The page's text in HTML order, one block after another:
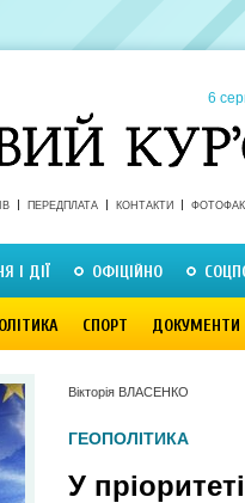
6
ПЕРЕДПЛАТА КОНТАКТИ
І ДІЇ ОФІЦІЙНО
СПОРТ ДОКУМЕНТИ
Вікторія ВЛАСЕНКО
ГЕОПОЛІТИКА
У